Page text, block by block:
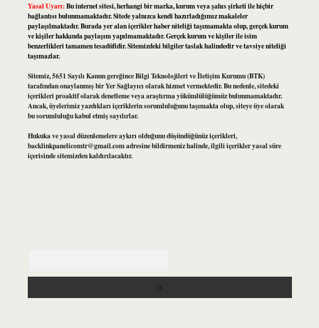
Yasal Uyarı:Bu internet sitesi, herhangi bir marka, kurum veya şahıs şirketi ile hiçbir
bağlantısı bulunmamaktadır. Sitede yalnızca kendi hazırladığımız makaleler
paylaşılmaktadır. Burada yer alan içerikler haber niteliği taşımamakta olup, gerçek kurum
ve kişiler hakkında paylaşım yapılmamaktadır. Gerçek kurum ve kişiler ile isim
benzerlikleri tamamen tesadüfidir. Sitemizdeki bilgiler taslak halindedir ve tavsiye niteliği
taşımazlar.
Sitemiz, 5651 Sayılı Kanun gereğince Bilgi Teknolojileri ve İletişim Kurumu (BTK)
tarafından onaylanmış bir Yer Sağlayıcı olarak hizmet vermektedir. Bu nedenle, sitedeki
içerikleri proaktif olarak denetleme veya araştırma yükümlülüğümüz bulunmamaktadır.
Ancak, üyelerimiz yazdıkları içeriklerin sorumluluğunu taşımakta olup, siteye üye olarak
bu sorumluluğu kabul etmiş sayılırlar.
Hukuka ve yasal düzenlemelere aykırı olduğunu düşündüğünüz içerikleri,
backlinkpanelicomtr@gmail.comadresine bildirmeniz halinde, ilgili içerikler yasal süre
içerisinde sitemizden kaldırılacaktır.